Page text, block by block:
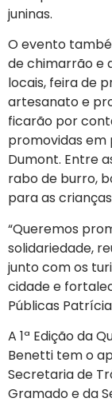
juninas.
O evento
de chimarrão e
locais, feira de
artesanato e
ficarão por
promovidas em
Dumont. Entre
rabo de burro,
para as
“Queremos
solidariedade,
junto com os
cidade e
Públicas
A 1ª Edição da
Benetti tem o
Secretaria de
Gramado e da